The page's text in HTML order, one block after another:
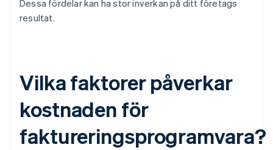
Dessa fördelar kan ha stor inverkan på ditt företags
resultat.
Vilka faktorer påverkar
kostnaden för
faktureringsprogramvara?